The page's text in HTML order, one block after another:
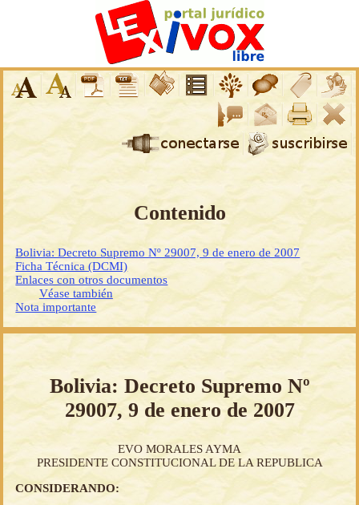
Contenido
Bolivia: Decreto Supremo Nº 29007, 9 de enero de 2007
Ficha Técnica (DCMI)
Enlaces con otros documentos
Véase también
Nota importante
Bolivia: Decreto Supremo Nº
29007, 9 de enero de 2007
EVO MORALES AYMA
PRESIDENTE CONSTITUCIONAL DE LA REPUBLICA
CONSIDERANDO: